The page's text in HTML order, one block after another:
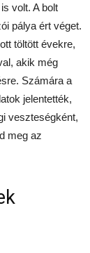
volt. A bolt
pálya ért véget.
töltött évekre,
akik még
Számára a
jelentették,
veszteségként,
meg az